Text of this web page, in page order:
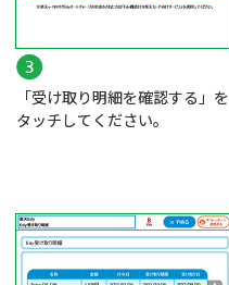
「受け取り明細を確認する」を
タッチしてください。